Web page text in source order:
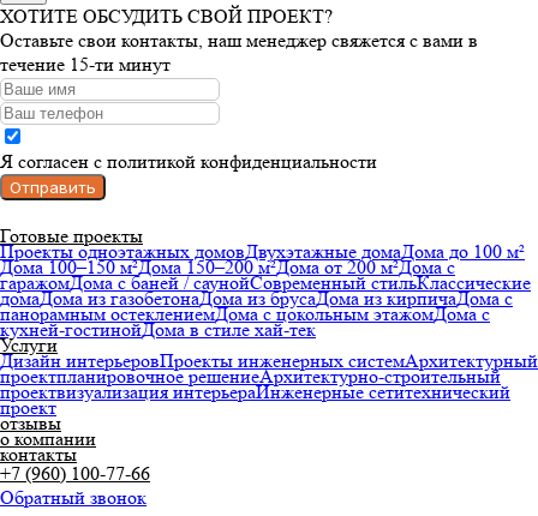
ХОТИТЕ ОБСУДИТЬ СВОЙ ПРОЕКТ?
Оставьте свои контакты, наш менеджер свяжется с вами в
течение 15-ти минут
Я согласен с политикой конфиденциальности
Отправить
Готовые проекты
Проекты одноэтажных домовДвухэтажные домаДома до 100 м²
Дома 100–150 м²Дома 150–200 м²Дома от 200 м²Дома с
гаражомДома с баней / саунойСовременный стильКлассические
домаДома из газобетонаДома из брусаДома из кирпичаДома с
панорамным остеклениемДома с цокольным этажомДома с
кухней-гостинойДома в стиле хай-тек
Услуги
Дизайн интерьеровПроекты инженерных системАрхитектурный
проектпланировочное решениеАрхитектурно-строительный
проектвизуализация интерьераИнженерные сетитехнический
проект
отзывы
о компании
контакты
+7 (960) 100-77-66
Обратный звонок